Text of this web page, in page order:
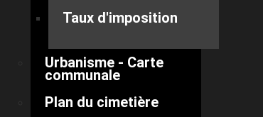
Taux d'imposition
Urbanisme - Carte
communale
Plan du cimetière